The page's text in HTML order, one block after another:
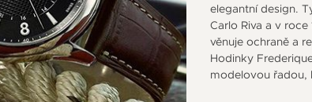
elegantní design.
Carlo Riva a v roce
věnuje ochraně a
Hodinky
modelovou řadou,